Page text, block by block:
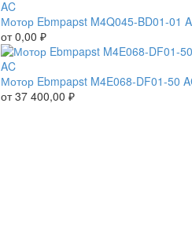
Мотор Ebmpapst M4Q045-BD01-01
от0,00 ₽
Мотор Ebmpapst M4E068-DF01-50
от37 400,00 ₽